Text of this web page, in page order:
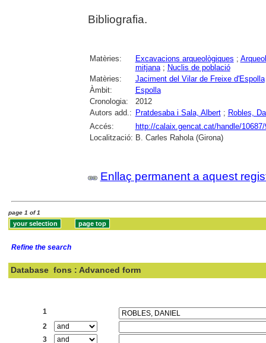
Bibliografia.
Matèries: Excavacions arqueològiques ;
mitjana; Nuclis de població
Matèries:
Jaciment del Vilar de Freixe d'Espolla
Àmbit:
Espolla
Cronologia:
2012
Autors add.: Pratdesaba i Sala, Albert; Robles,
Accés:
http://calaix.gencat.cat/handle/10687/
Localització: B. Carles Rahola (Girona)
Enllaç permanent a aquest
page 1 of 1
Refine the search
Database fons : Advanced form
1
2
3